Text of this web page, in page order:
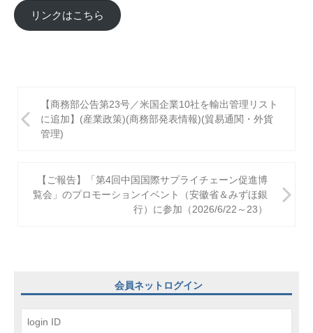
リンクはこちら
稿
【商務部公告第23号／米国企業10社を輸出管理リスト
に追加】(産業政策)(商務部発表情報)(貿易通関・外貨
管理)
【ご報告】「第4回中国国際サプライチェーン促進博
覧会」のプロモーションイベント（安徽省＆みずほ銀
行）に参加（2026/6/22～23）
会員ネットログイン